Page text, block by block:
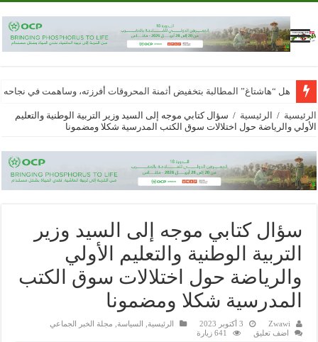
هل “هاشتاغ” المطالبة بتخفيض أثمنة المحروقات أفرزته، وساهمت في
الرئيسية / الرئيسية / سؤال كتابي موجه إلى السيد وزير التربية الوطنية والتعليم
الأولي والرياضة حول اختلالات سوق الكتب المدرسية شكلا ومضمونا
سؤال كتابي موجه إلى السيد وزير
التربية الوطنية والتعليم الأولي
والرياضة حول اختلالات سوق الكتب
المدرسية شكلا ومضمونا
Zwawi 3 أكتوبر 2023 الرئيسية السياسة
مجلة الخبر الجماعي
اضف تعليق
641 زيارة